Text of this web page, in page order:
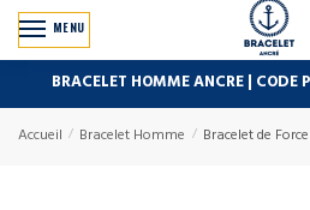
MENU
BRACELET HOMME ANCRE | CODE
Accueil / Bracelet Homme / Bracelet de